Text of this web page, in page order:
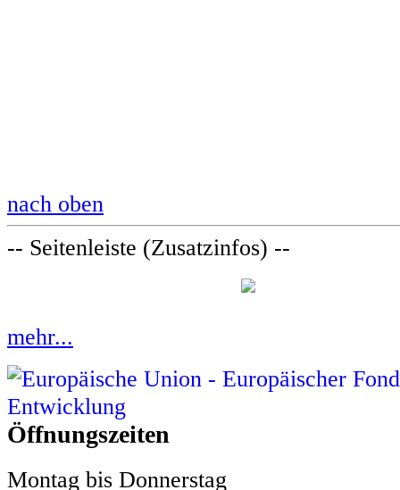
nach oben
-- Seitenleiste (Zusatzinfos) --
mehr...
Öffnungszeiten
Montag bis Donnerstag